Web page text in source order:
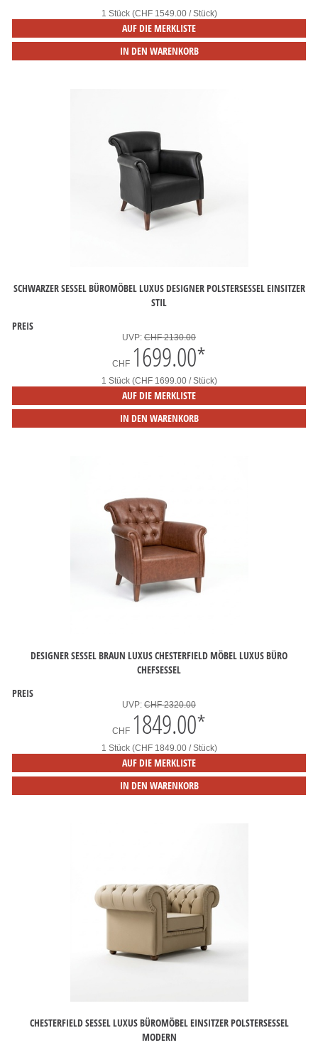
1 Stück (CHF 1549.00 / Stück)
AUF DIE MERKLISTE
IN DEN WARENKORB
SCHWARZER SESSEL BÜROMÖBEL LUXUS DESIGNER POLSTERSESSEL EINSITZER
STIL
PREIS
UVP: CHF 2130.00
CHF 1699.00*
1 Stück (CHF 1699.00 / Stück)
AUF DIE MERKLISTE
IN DEN WARENKORB
DESIGNER SESSEL BRAUN LUXUS CHESTERFIELD MÖBEL LUXUS BÜRO
CHEFSESSEL
PREIS
UVP: CHF 2320.00
CHF 1849.00*
1 Stück (CHF 1849.00 / Stück)
AUF DIE MERKLISTE
IN DEN WARENKORB
CHESTERFIELD SESSEL LUXUS BÜROMÖBEL EINSITZER POLSTERSESSEL
MODERN